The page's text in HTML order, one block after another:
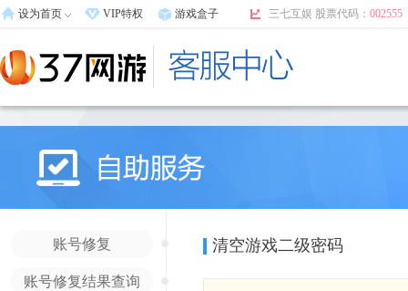
设为首页 VIP特权 游戏盒子 三七互娱 股票代码： 002555
账号修复
账号修复结果查询
清空游戏二级密码